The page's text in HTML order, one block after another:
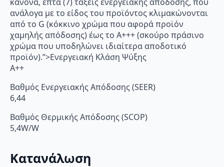
ανάλογα με το είδος του προϊόντος κλιμακώνονται
από το G (κόκκινο χρώμα που αφορά προϊόν
χαμηλής απόδοσης) έως το Α+++ (σκούρο πράσινο
χρώμα που υποδηλώνει ιδιαίτερα αποδοτικό
προϊόν).”>Ενεργειακή Κλάση Ψύξης
A++
Βαθμός Ενεργειακής Απόδοσης (SEER)
6,44
Βαθμός Θερμικής Απόδοσης (SCOP)
5,4W/W
Κατανάλωση